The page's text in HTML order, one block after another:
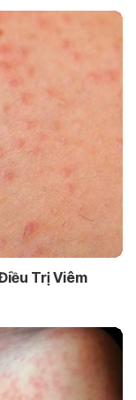
Trị Viêm